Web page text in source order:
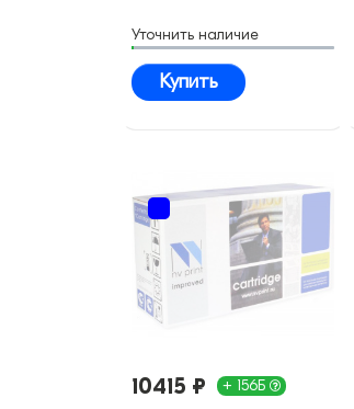
Уточнить наличие
Купить
10415 ₽ + 156Б